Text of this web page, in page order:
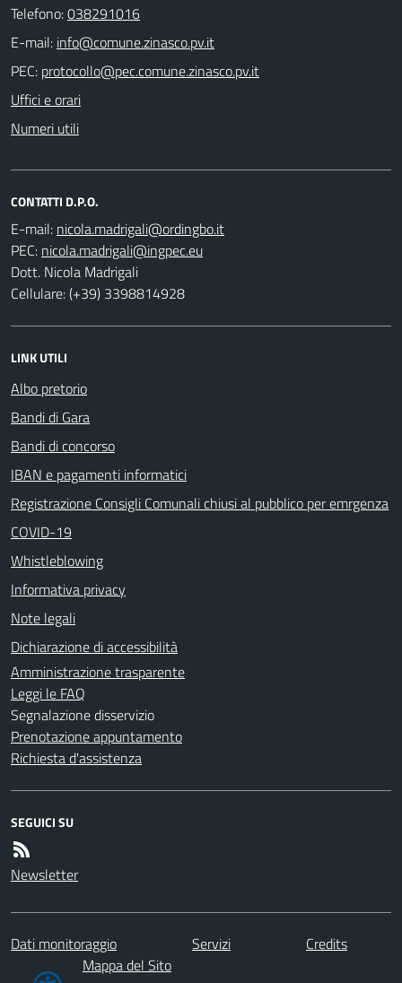
Telefono:038291016
E-mail:
PEC:
Uffici e orari
Numeri utili
CONTATTI D.P.O.
E-mail:
PEC:
Dott. Nicola Madrigali
Cellulare: (+39) 3398814928
LINK UTILI
Albo pretorio
Bandi di Gara
Bandi di concorso
IBAN e pagamenti informatici
Registrazione Consigli Comunali chiusi al pubblico per emrgenza
COVID-19
Whistleblowing
Informativa privacy
Note legali
Dichiarazione di accessibilità
Amministrazione trasparente
Leggi le FAQ
Segnalazione disservizio
Prenotazione appuntamento
Richiesta d'assistenza
SEGUICI SU
Newsletter
Dati monitoraggio Servizi
Credits
Mappa del Sito